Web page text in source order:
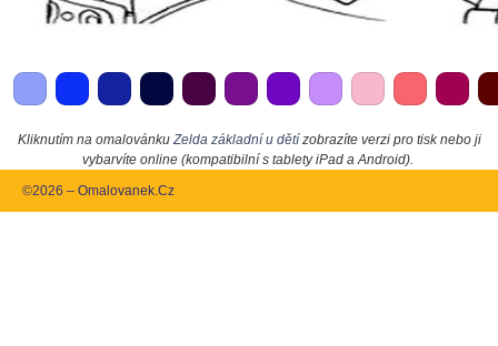
Kliknutím na omalovánku Zelda základní u dětízobrazíte verzi pro tisk nebo ji
vybarvíte online (kompatibilní s tablety iPad a Android).
©2026 – Omalovanek.Cz